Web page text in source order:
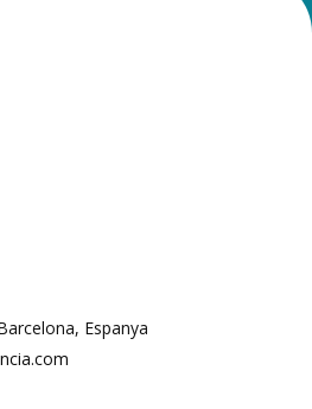
​​Espanya